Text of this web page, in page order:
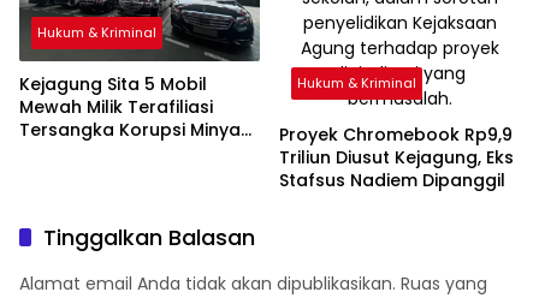
Hukum & Kriminal
Kejagung Sita 5 Mobil
Mewah Milik Terafiliasi
Tersangka Korupsi Minyak
Hukum & Kriminal
Proyek Chromebook Rp9,9
Triliun Diusut Kejagung, Eks
Stafsus Nadiem Dipanggil
Tinggalkan Balasan
Alamat email Anda tidak akan dipublikasikan. Ruas yang